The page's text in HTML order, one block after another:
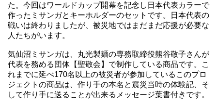
た。今回はワールドカップ開幕を記念し日本代表カラーで
作ったミサンガとキーホルダーのセットです。日本代表の
戦いは終わりましたが、被災地ではまだまだ応援が必要な
人たちがいます。
気仙沼ミサンガは、丸光製麺の専務取締役熊谷敬子さんが
代表を務める団体【聖敬会】で制作している商品です。こ
れまでに延べ170名以上の被災者が参加しているこのプロ
ジェクトの商品は、作り手の本名と震災当時の体験記、そ
して作り手に送ることが出来るメッセージ葉書付きです。